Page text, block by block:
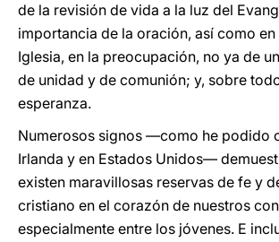
de la revisión de vida a la luz del
importancia de la oración, así como
Iglesia, en la preocupación, no ya de
de unidad y de comunión; y, sobre
esperanza.
Numerosos signos —como he podido
Irlanda y en Estados Unidos—
existen maravillosas reservas de fe y
cristiano en el corazón de nuestros
especialmente entre los jóvenes. E